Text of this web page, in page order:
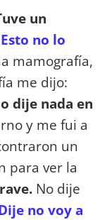
un
Esto no lo
mamografía,
me dijo:
dije nada en
y me fui a
un
para ver la
No dije
no voy a